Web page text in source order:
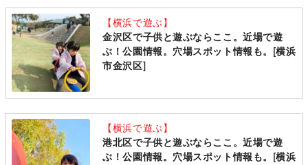
【横浜で遊ぶ】
金沢区で子供と遊ぶならここ。近場で遊
ぶ！公園情報。穴場スポット情報も。[横浜
市金沢区]
【横浜で遊ぶ】
港北区で子供と遊ぶならここ。近場で遊
ぶ！公園情報。穴場スポット情報も。[横浜